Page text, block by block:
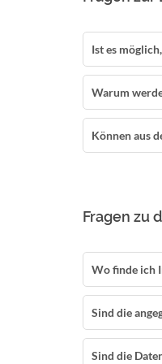
Ist es
Warum
Können aus
Fragen zu
Wo finde ich
Sind die
Sind die